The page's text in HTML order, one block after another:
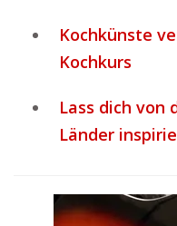
Kochkünste
Kochkurs
Lass dich von
Länder